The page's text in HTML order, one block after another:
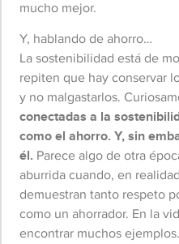
mucho mejor.
Y, hablando de ahorro…
La sostenibilidad está de
repiten que hay conservar
y no malgastarlos.
conectadas a la
como el ahorro. Y, sin
él. Parece algo de otra
aburrida cuando, en
demuestran tanto respeto
como un ahorrador. En la
encontrar muchos ejemplos.